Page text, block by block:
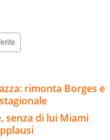
rimonta Borges e
senza di lui Miami